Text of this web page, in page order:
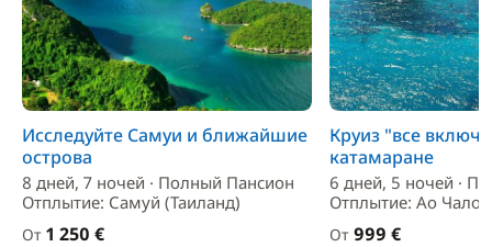
Исследуйте Самуи и ближайшие
острова
8 дней, 7 ночей · Полный Пансион
Отплытие: Самуй (Таиланд)
От 1 250 €
Круиз "все
катамаране
6 дней, 5 ночей ·
Отплытие: Ао
От 999 €